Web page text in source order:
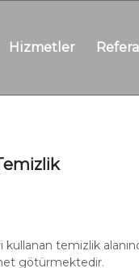
Hizmetler
temizlik
götürmektedir.